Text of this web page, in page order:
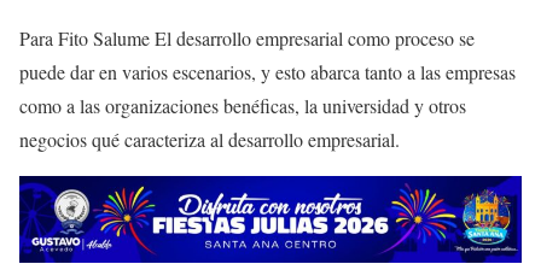
Para Fito Salume El desarrollo empresarial como proceso se
puede dar en varios escenarios, y esto abarca tanto a las empresas
como a las organizaciones benéficas, la universidad y otros
negocios qué caracteriza al desarrollo empresarial.